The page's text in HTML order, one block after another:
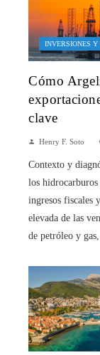
INVERSIONES Y
Cómo
clave
Henry F. Soto
Contexto y
los
ingresos fiscales
elevada de las
de petróleo y